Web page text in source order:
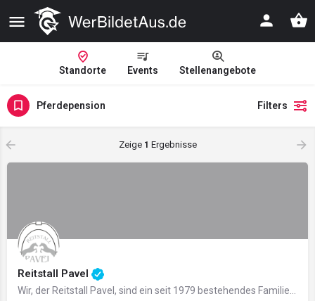
Standorte Events Stellenangebote
Pferdepension Filters
Zeige 1 Ergebnisse
Reitstall Pavel